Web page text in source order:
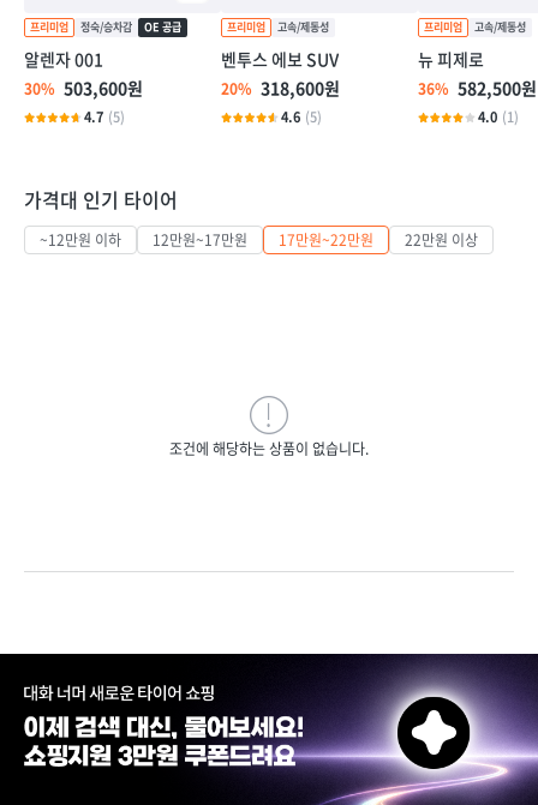
알렌자 001
30% 503,600원
4.7 (5)
벤투스 에보 SUV
20% 318,600원
4.6 (5)
뉴 피제로
36% 582,500원
4.0 (1)
가격대 인기 타이어
~12만원 이하 12만원~17만원 17만원~22만원 22만원 이상
조건에 해당하는 상품이 없습니다.